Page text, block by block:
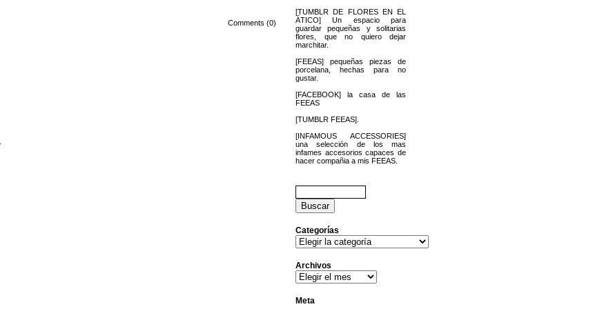
Comments (0)
[TUMBLR DE FLORES EN EL
ÁTICO] Un espacio para
guardar pequeñas y solitarias
flores, que no quiero dejar
marchitar.
[FEEAS] pequeñas piezas de
porcelana, hechas para no
gustar.
[FACEBOOK] la casa de las
FEEAS
[TUMBLR FEEAS].
[INFAMOUS ACCESSORIES]
una selección de los mas
infames accesorios capaces de
hacer compañia a mis FEEAS.
Buscar:
Categorías
Categorías
Archivos
Archivos
Meta